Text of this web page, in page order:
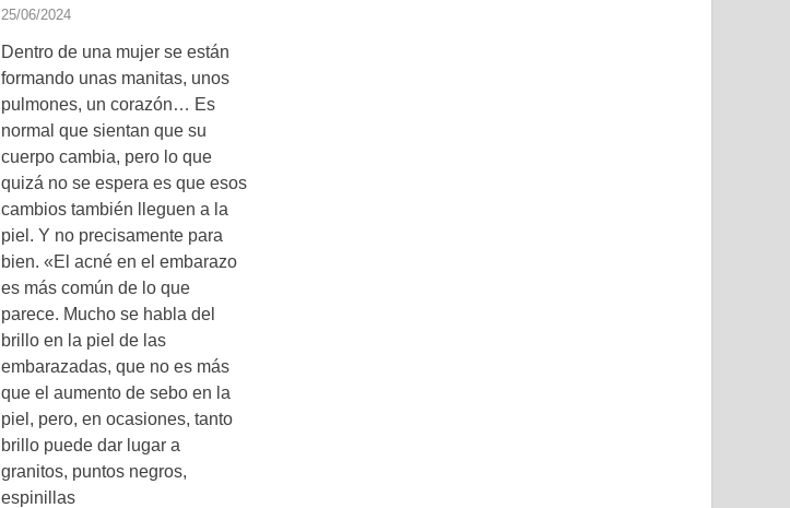
25/06/2024
Dentro de una mujer se están
formando unas manitas, unos
pulmones, un corazón… Es
normal que sientan que su
cuerpo cambia, pero lo que
quizá no se espera es que esos
cambios también lleguen a la
piel. Y no precisamente para
bien. «El acné en el embarazo
es más común de lo que
parece. Mucho se habla del
brillo en la piel de las
embarazadas, que no es más
que el aumento de sebo en la
piel, pero, en ocasiones, tanto
brillo puede dar lugar a
granitos, puntos negros,
espinillas